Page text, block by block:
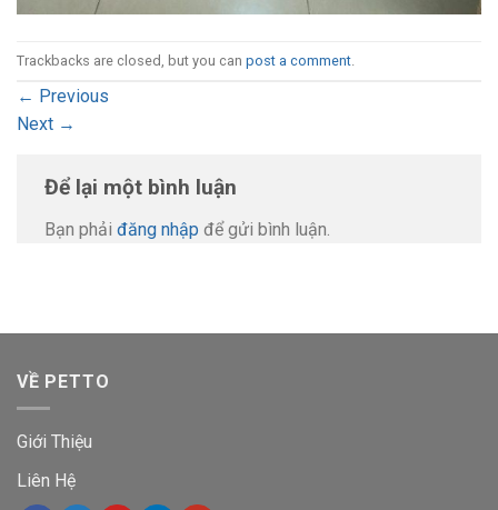
Trackbacks are closed, but you can post a comment
← Previous
Next →
Để lại một bình luận
Bạn phải đăng nhập để gửi bình luận.
VỀ PETTO
Giới Thiệu
Liên Hệ